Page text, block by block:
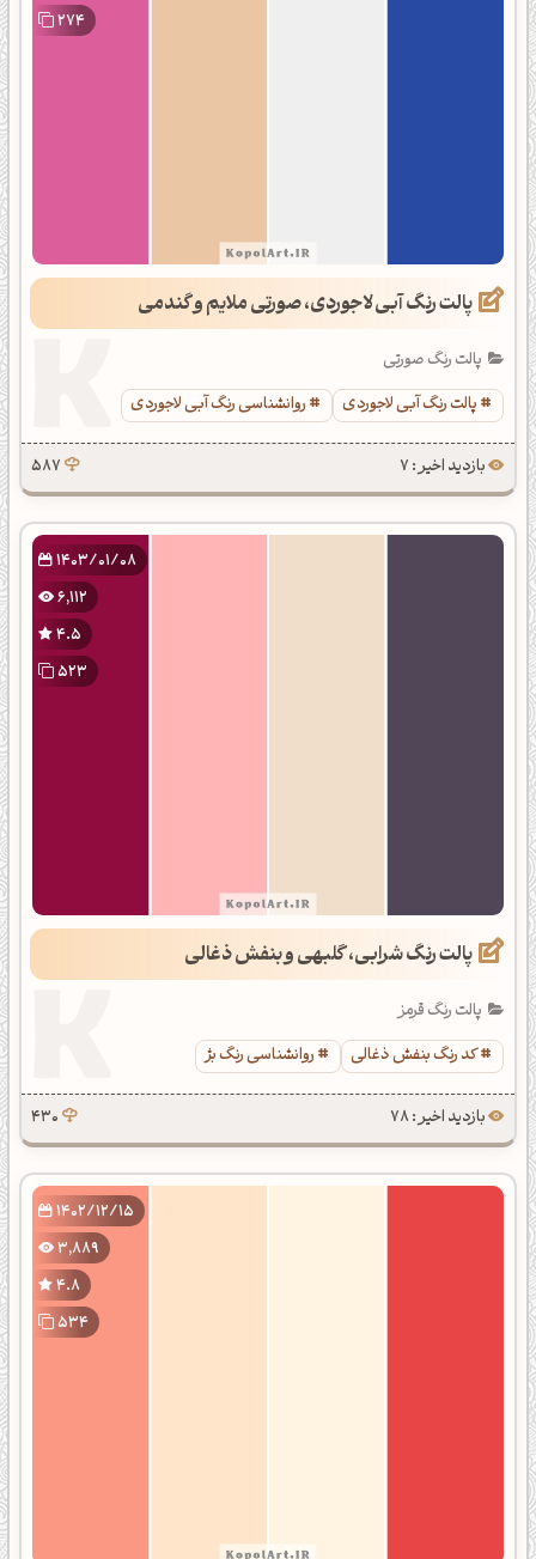
274
پالت رنگ آبی لاجوردی، صورتی ملایم و گندمی
پالت رنگ صورتی
پالت رنگ آبی لاجوردی
روانشناسی رنگ آبی لاجوردی
بازدید اخیر : 7 587
1403/01/08
6,112
4.5
523
پالت رنگ شرابی، گلبهی و بنفش ذغالی
پالت رنگ قرمز
کد رنگ بنفش ذغالی
روانشناسی رنگ بژ
بازدید اخیر : 78 430
1402/12/15
3,889
4.8
534